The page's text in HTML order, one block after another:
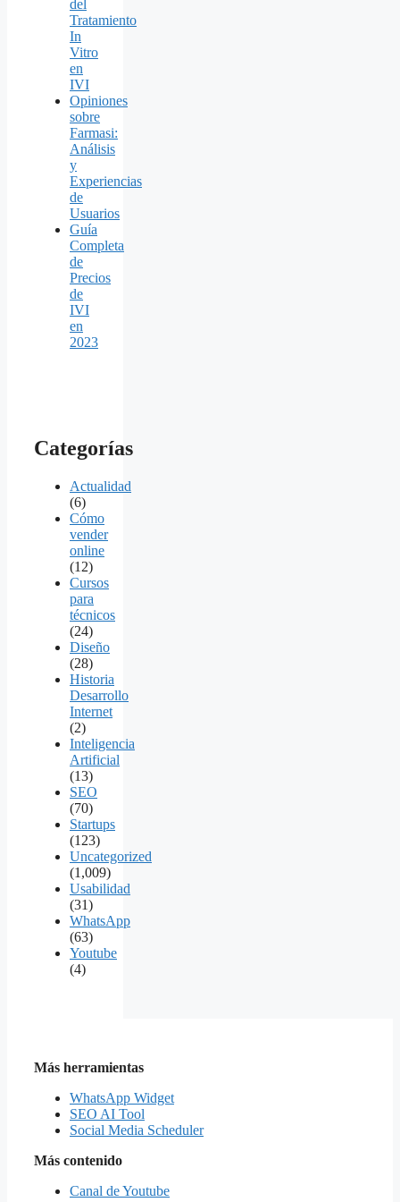
del
Tratamiento
In
Vitro
en
IVI
Opiniones
sobre
Farmasi:
Análisis
y
Experiencias
de
Usuarios
Guía
Completa
de
Precios
de
IVI
en
2023
Categorías
Actualidad
(6)
Cómo
vender
online
(12)
Cursos
para
técnicos
(24)
Diseño
(28)
Historia
Desarrollo
Internet
(2)
Inteligencia
Artificial
(13)
SEO
(70)
Startups
(123)
Uncategorized
(1,009)
Usabilidad
(31)
WhatsApp
(63)
Youtube
(4)
Más herramientas
WhatsApp Widget
SEO AI Tool
Social Media Scheduler
Más contenido
Canal de Youtube